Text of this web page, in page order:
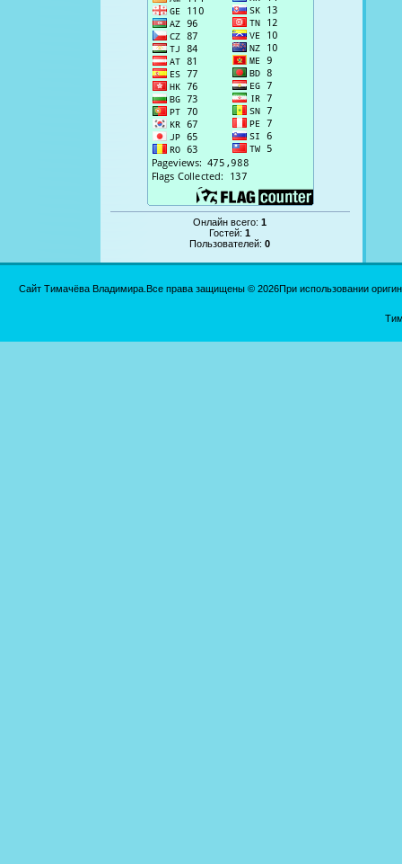
Онлайн всего:1
Гостей:1
Пользователей:0
Сайт Тимачёва Владимира.Все права защищены © 2026При использовании